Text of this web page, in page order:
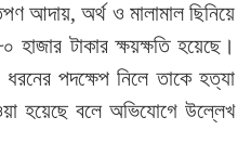
আদায়, অর্থ ও মালামাল ছিনিয়ে
টাকার ক্ষয়ক্ষতি হয়েছে।
পদক্ষেপ নিলে তাকে হত্যা
হয়েছে বলে অভিযোগে উল্লেখ